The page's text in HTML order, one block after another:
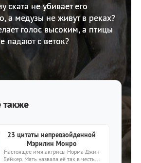
ската не убивает его
а медузы не живут в реках?
голос высоким, а птицы
падают с веток?
также
23 цитаты непревзойденной
Мэрилин Монро
Настоящее имя актрисы Норма Джин
Бейкер. Мать назвала её так в честь...